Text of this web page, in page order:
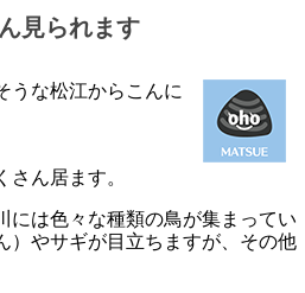
見られます
うな松江からこんに
ん居ます。
には色々な種類の鳥が集まってい
）やサギが目立ちますが、その他